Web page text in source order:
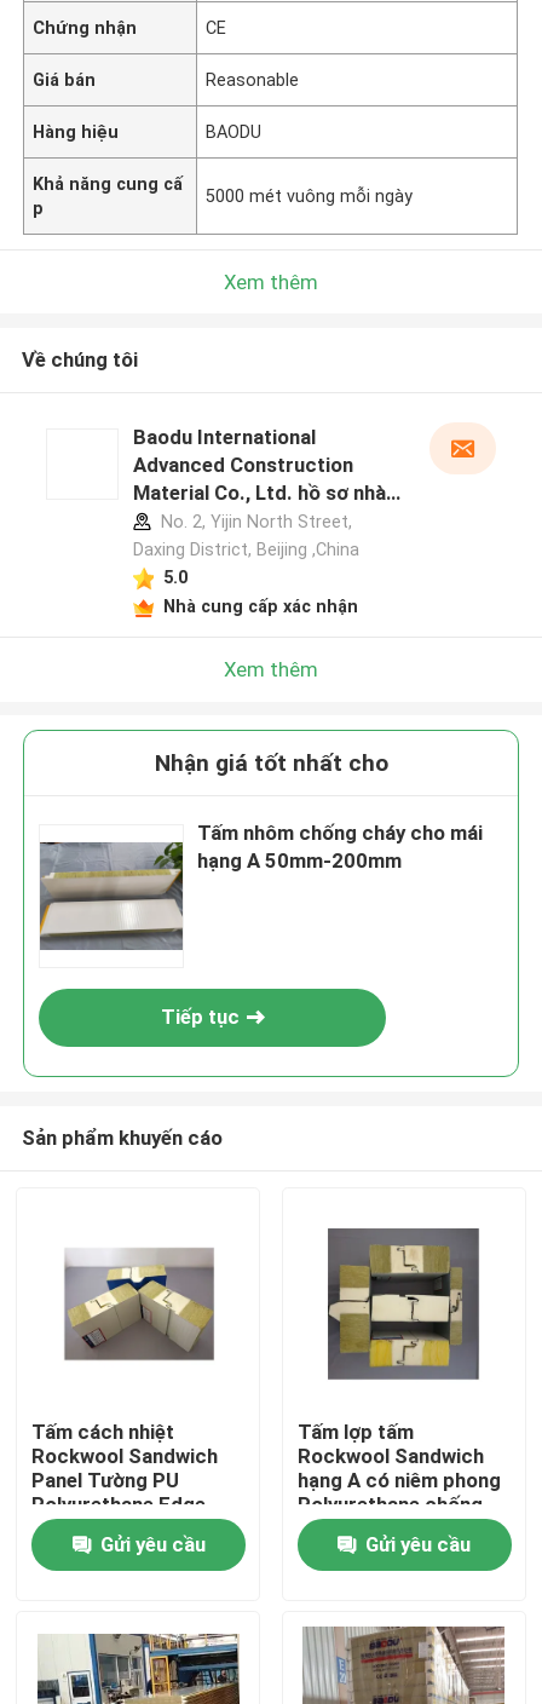
Trang chủ
Về chúng tôi
Chứng nhận CE
Giá bán Reasonable
Hàng hiệu BAODU
Khả năng cung cấ
p
5000 mét vuông mỗi ngày
Xem thêm
Về chúng tôi
Baodu International
Advanced Construction
Material Co., Ltd. hồ sơ nhà
sản xuất
No. 2, Yijin North Street,
Daxing District, Beijing ,China
5.0
Nhà cung cấp xác nhận
Xem thêm
Nhận giá tốt nhất cho
Tấm nhôm chống cháy cho mái
hạng A 50mm-200mm
Tiếp tục
Sản phẩm khuyến cáo
Tấm cách nhiệt
Rockwool Sandwich
Panel Tường PU
Polyurethane Edge
Gửi yêu cầu
Tấm lợp tấm
Rockwool Sandwich
hạng A có niêm phong
Polyurethane chống
cháy
Gửi yêu cầu